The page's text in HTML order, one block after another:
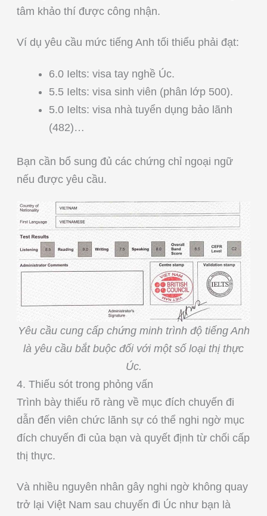
tâm khảo thí được công nhận.
Ví dụ yêu cầu mức tiếng Anh tối thiểu phải đạt:
6.0 Ielts: visa tay nghề Úc.
5.5 Ielts: visa sinh viên (phân lớp 500).
5.0 Ielts: visa nhà tuyển dụng bảo lãnh
(482)…
Bạn cần bổ sung đủ các chứng chỉ ngoại ngữ
nếu được yêu cầu.
Yêu cầu cung cấp chứng minh trình độ tiếng Anh
là yêu cầu bắt buộc đối với một số loại thị thực
Úc.
4. Thiếu sót trong phỏng vấn
Trình bày thiếu rõ ràng về mục đích chuyến đi
dẫn đến viên chức lãnh sự có thể nghi ngờ mục
đích chuyến đi của bạn và quyết định từ chối cấp
thị thực.
Và nhiều nguyên nhân gây nghi ngờ không quay
trở lại Việt Nam sau chuyến đi Úc như bạn là